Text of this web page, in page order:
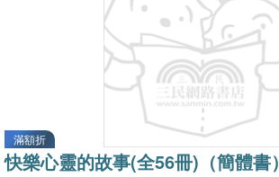
滿額折
快樂心靈的故事(全56冊)（簡體書）